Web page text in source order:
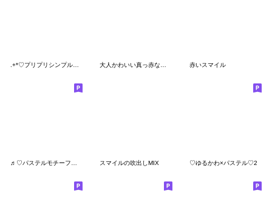
赤いスマイル
♬♡パステルモチーフ♡♬ スマイルの吹出しMIX ♡ゆるかわ×パステル♡2